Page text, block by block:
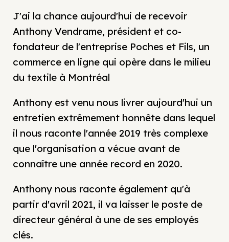
J'ai la chance aujourd'hui de recevoir
Anthony Vendrame, président et co-
fondateur de l'entreprise Poches et Fils, un
commerce en ligne qui opère dans le milieu
du textile à Montréal
Anthony est venu nous livrer aujourd'hui un
entretien extrêmement honnête dans lequel
il nous raconte l'année 2019 très complexe
que l'organisation a vécue avant de
connaître une année record en 2020.
Anthony nous raconte également qu'à
partir d'avril 2021, il va laisser le poste de
directeur général à une de ses employés
clés.